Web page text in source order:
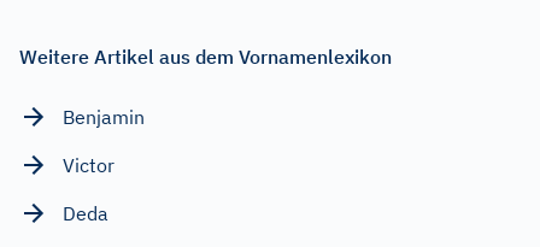
Weitere Artikel aus dem Vornamenlexikon
Benjamin
Victor
Deda